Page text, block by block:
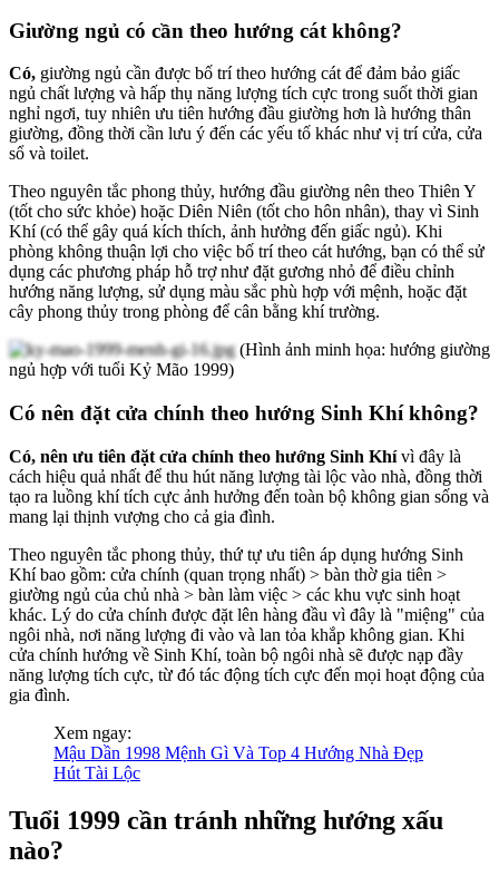
Giường ngủ có cần theo hướng cát không?
Có, giường ngủ cần được bố trí theo hướng cát để đảm bảo giấc
ngủ chất lượng và hấp thụ năng lượng tích cực trong suốt thời gian
nghỉ ngơi, tuy nhiên ưu tiên hướng đầu giường hơn là hướng thân
giường, đồng thời cần lưu ý đến các yếu tố khác như vị trí cửa, cửa
sổ và toilet.
Theo nguyên tắc phong thủy, hướng đầu giường nên theo Thiên Y
(tốt cho sức khỏe) hoặc Diên Niên (tốt cho hôn nhân), thay vì Sinh
Khí (có thể gây quá kích thích, ảnh hưởng đến giấc ngủ). Khi
phòng không thuận lợi cho việc bố trí theo cát hướng, bạn có thể sử
dụng các phương pháp hỗ trợ như đặt gương nhỏ để điều chỉnh
hướng năng lượng, sử dụng màu sắc phù hợp với mệnh, hoặc đặt
cây phong thủy trong phòng để cân bằng khí trường.
(Hình ảnh minh họa: hướng giường
ngủ hợp với tuổi Kỷ Mão 1999)
Có nên đặt cửa chính theo hướng Sinh Khí không?
Có, nên ưu tiên đặt cửa chính theo hướng Sinh Khívì đây là
cách hiệu quả nhất để thu hút năng lượng tài lộc vào nhà, đồng thời
tạo ra luồng khí tích cực ảnh hưởng đến toàn bộ không gian sống và
mang lại thịnh vượng cho cả gia đình.
Theo nguyên tắc phong thủy, thứ tự ưu tiên áp dụng hướng Sinh
Khí bao gồm: cửa chính (quan trọng nhất) > bàn thờ gia tiên >
giường ngủ của chủ nhà > bàn làm việc > các khu vực sinh hoạt
khác. Lý do cửa chính được đặt lên hàng đầu vì đây là "miệng" của
ngôi nhà, nơi năng lượng đi vào và lan tỏa khắp không gian. Khi
cửa chính hướng về Sinh Khí, toàn bộ ngôi nhà sẽ được nạp đầy
năng lượng tích cực, từ đó tác động tích cực đến mọi hoạt động của
gia đình.
Xem ngay:
Mậu Dần 1998 Mệnh Gì Và Top 4 Hướng Nhà Đẹp
Hút Tài Lộc
Tuổi 1999 cần tránh những hướng xấu
nào?